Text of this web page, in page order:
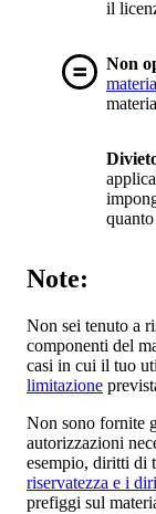
il
Non
Note:
Non sei tenuto a
componenti del
casi in cui il tuo
limitazione
Non sono fornite
autorizzazioni
esempio, diritti di
riservatezza e i
prefiggi sul